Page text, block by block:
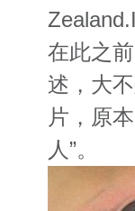
在此之
述，大
片，原
人”。